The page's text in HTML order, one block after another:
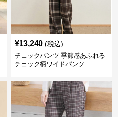
¥13,240 (税込)
チェックパンツ 季節感あふれる
チェック柄ワイドパンツ